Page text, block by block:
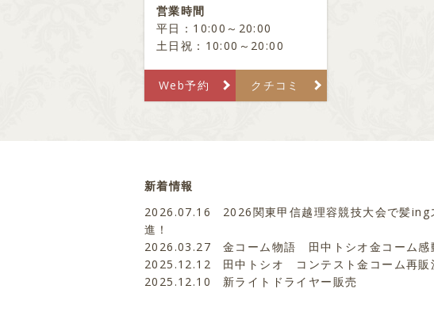
営業時間
平日：10:00～20:00
土日祝：10:00～20:00
Web予約 クチコミ
新着情報
2026.07.16
2026関東甲信越理容競技大会で髪ing
進！
2026.03.27
金コーム物語 田中トシオ金コーム感
2025.12.12
田中トシオ コンテスト金コーム再販
2025.12.10
新ライトドライヤー販売